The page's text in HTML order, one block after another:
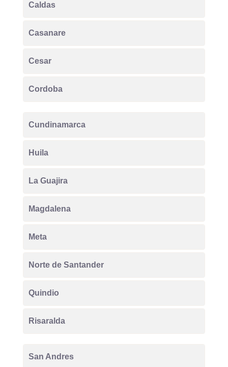
Caldas
Casanare
Cesar
Cordoba
Cundinamarca
Huila
La Guajira
Magdalena
Meta
Norte de Santander
Quindio
Risaralda
San Andres